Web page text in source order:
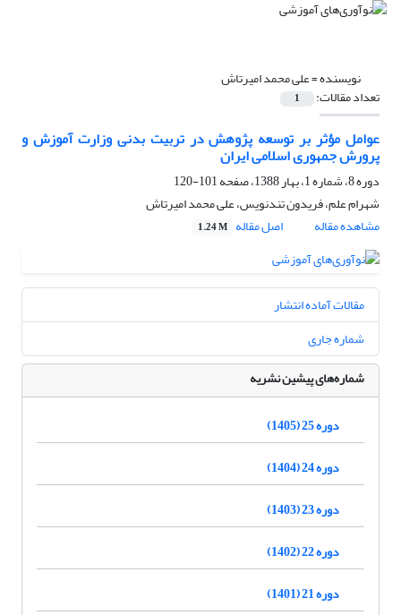
نویسنده =علی محمد امیرتاش
تعداد مقالات: 1
عوامل مؤثر بر توسعه پژوهش در تربیت بدنی وزارت آموزش و
پرورش جمهوری اسلامی ایران
دوره 8، شماره 1، بهار 1388، صفحه
101-120
شهرام علم، فریدون تندنویس، علی محمد امیرتاش
مشاهده مقاله
اصل مقاله 1.24 M
مقالات آماده انتشار
شماره جاری
شماره‌های پیشین نشریه
دوره 25 (1405)
دوره 24 (1404)
دوره 23 (1403)
دوره 22 (1402)
دوره 21 (1401)